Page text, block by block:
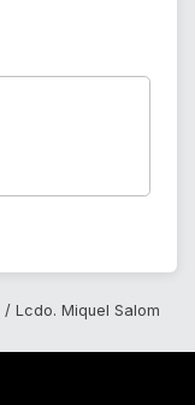
Lcdo. Miquel Salom